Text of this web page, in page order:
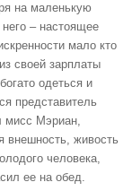
на маленькую
– настоящее
мало кто
своей зарплаты
одеться и
представитель
мисс Мэриан,
внешность, живость
человека,
ее на обед.